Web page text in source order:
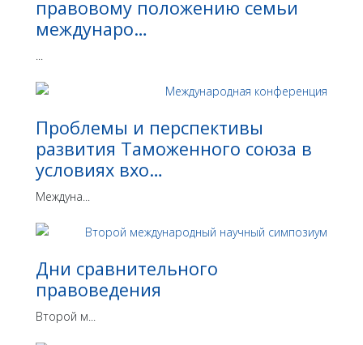
правовому положению семьи
междунаро…
...
Проблемы и перспективы
развития Таможенного союза в
условиях вхо…
Междуна...
Дни сравнительного
правоведения
Второй м...